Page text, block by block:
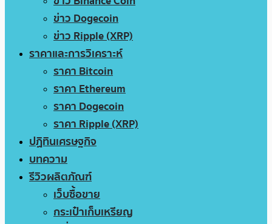
ข่าว Dogecoin
ข่าว Ripple (XRP)
ราคาและการวิเคราะห์
ราคา Bitcoin
ราคา Ethereum
ราคา Dogecoin
ราคา Ripple (XRP)
ปฏิทินเศรษฐกิจ
บทความ
รีวิวผลิตภัณฑ์
เว็บซื้อขาย
กระเป๋าเก็บเหรียญ